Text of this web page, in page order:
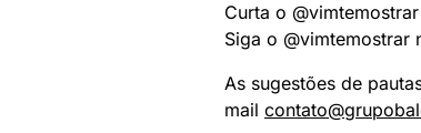
Curta o
Siga o @vimtemostrar
As sugestões de
mail